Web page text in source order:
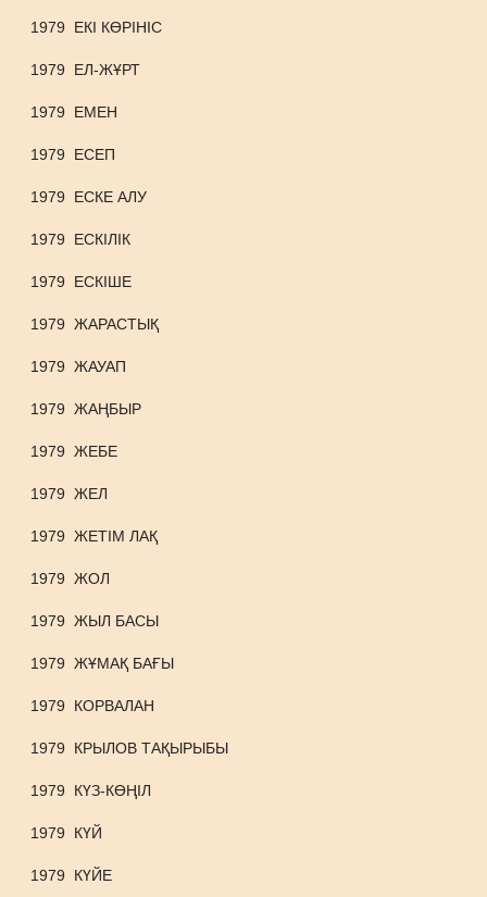
1979 ЕКІ КӨРІНІС
1979 ЕЛ-ЖҰРТ
1979 ЕМЕН
1979 ЕСЕП
1979 ЕСКЕ АЛУ
1979 ЕСКІЛІК
1979 ЕСКІШЕ
1979 ЖАРАСТЫҚ
1979 ЖАУАП
1979 ЖАҢБЫР
1979 ЖЕБЕ
1979 ЖЕЛ
1979 ЖЕТІМ ЛАҚ
1979 ЖОЛ
1979 ЖЫЛ БАСЫ
1979 ЖҰМАҚ БАҒЫ
1979 КОРВАЛАН
1979 КРЫЛОВ ТАҚЫРЫБЫ
1979 КҮЗ-КӨҢІЛ
1979 КҮЙ
1979 КҮЙЕ